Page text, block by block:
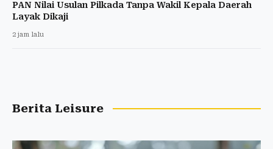
PAN Nilai Usulan Pilkada Tanpa Wakil Kepala Daerah
Layak Dikaji
2 jam lalu
Berita Leisure